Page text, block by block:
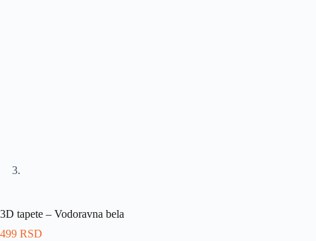
3D tapete – Vodoravna bela
499 RSD